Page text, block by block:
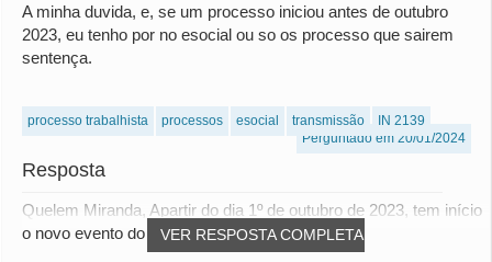
A minha duvida, e, se um processo iniciou antes de outubro
2023, eu tenho por no esocial ou so os processo que sairem
sentença.
processo trabalhista processos esocial transmissão
IN 2139
Perguntado em 20/01/2024
Resposta
VER RESPOSTA COMPLETA
Quelem Miranda, Apartir do dia 1º de outubro de 2023, tem início
o novo evento do eSocial: Processo...